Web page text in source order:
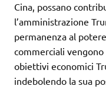
Cina, possano
l’amministrazione
permanenza al
commerciali
obiettivi economici
indebolendo la sua